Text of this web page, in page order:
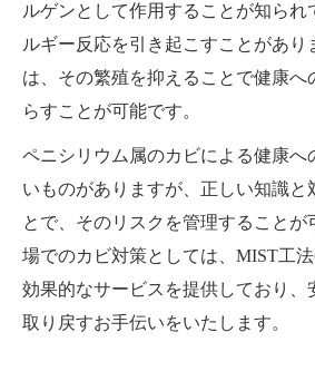
ルゲンとして作用することが知られ
ルギー反応を引き起こすことがあり
は、その繁殖を抑えることで健康へ
らすことが可能です。
ペニシリウム属のカビによる健康へ
いものがありますが、正しい知識と
とで、そのリスクを管理することが
場でのカビ対策としては、MIST工
効果的なサービスを提供しており、
取り戻すお手伝いをいたします。